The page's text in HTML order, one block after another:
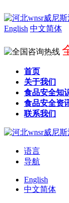
English 中文简体
首页
关于我们
食品安全知
食品安全资
联系我们
语言
导航
English
中文简体